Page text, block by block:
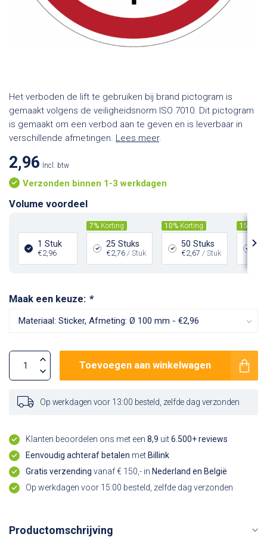
Het verboden de lift te gebruiken bij brand pictogram is
gemaakt volgens de veiligheidsnorm ISO 7010. Dit pictogram
is gemaakt om een verbod aan te geven en is leverbaar in
verschillende afmetingen. Lees meer.
2,96 Incl. btw
Verzonden binnen 1-3 werkdagen
Volume voordeel
1 Stuk
€2,96
7% Korting
25 Stuks
€2,76 / Stuk
10% Korting
50 Stuks
€2,67 / Stuk
15%
Maak een keuze: *
Toevoegen aan winkelwagen
Op werkdagen voor 13:00 besteld, zelfde dag verzonden
Klanten beoordelen ons met een 8,9 uit6.500+ reviews
Eenvoudig achteraf betalen met Billink
Gratis verzending vanaf € 150,- in Nederland en België
Op werkdagen voor 15:00 besteld, zelfde dag verzonden
Productomschrijving